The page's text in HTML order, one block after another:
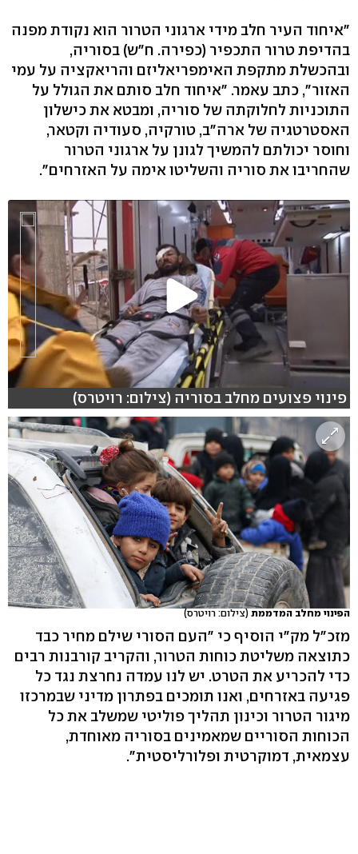
"איחוד העיר חלב מידי ארגוני הטרור הוא נקודת מפנה
בהדיפת טרור התכפיר (כפירה. ח"ש) בסוריה,
ובהכשלת מתקפת האימפריאליזם והריאקציה על עמי
האזור", כתב עאמר. "איחוד חלב סותם את הגולל על
התוכניות לחלוקתה של סוריה, ומבטא את כישלון
האסטרטגיה של ארה"ב, טורקיה, סעודיה וקטאר,
וחוסר יכולתם להמשיך לגונן על ארגוני הטרור
שהחריבו את סוריה והשליטו אימה על האזרחים".
פינוי פצועים מחלב בסוריה (צילום: רויטרס)
הפינוי מחלב המדממת (צילום: רויטרס)
מזכ"ל מק"י הוסיף כי "העם הסורי שילם מחיר כבד
כתוצאה משליטת כוחות הטרור, והקריב קורבנות רבים
כדי להכריע את הטרט. יש לנו עמדה נחרצת נגד כל
פגיעה באזרחים, ואנו תומכים בפתרון מדיני שבמרכזו
מיגור הטרור וכינון תהליך פוליטי שמשלב את כל
הכוחות הסוריים שמאמינים בסוריה מאוחדת,
עצמאית, דמוקרטית ופלורליסטית".